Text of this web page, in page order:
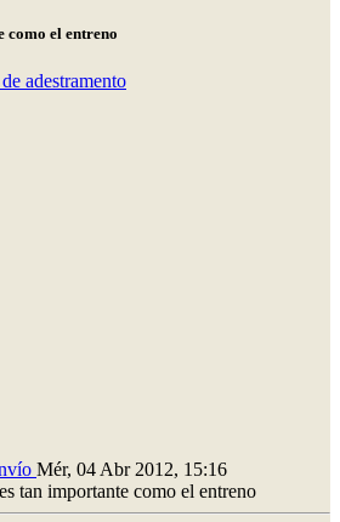
como el entreno
adestramento
Mér, 04 Abr 2012, 15:16
tan importante como el entreno